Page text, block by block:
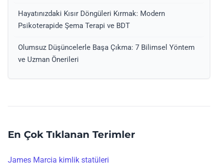
Hayatınızdaki Kısır Döngüleri Kırmak: Modern
Psikoterapide Şema Terapi ve BDT
Olumsuz Düşüncelerle Başa Çıkma: 7 Bilimsel Yöntem
ve Uzman Önerileri
En Çok Tıklanan Terimler
James Marcia kimlik statüleri